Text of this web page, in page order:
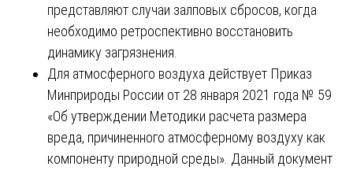
представляют случаи залповых сбросов, когда
необходимо ретроспективно восстановить
динамику загрязнения.
Для атмосферного воздуха действует Приказ
Минприроды России от 28 января 2021 года № 59
«Об утверждении Методики расчета размера
вреда, причиненного атмосферному воздуху как
компоненту природной среды». Данный документ